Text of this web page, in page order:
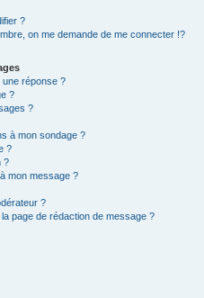
?
on me demande de me connecter !?
réponse ?
?
?
à mon sondage ?
?
?
mon message ?
?
page de rédaction de message ?